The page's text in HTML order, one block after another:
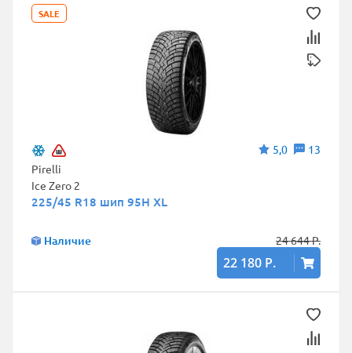
SALE
5,0
13
Pirelli
Ice Zero 2
225/45 R18 шип 95H XL
Наличие 24 644 Р.
22 180 Р.